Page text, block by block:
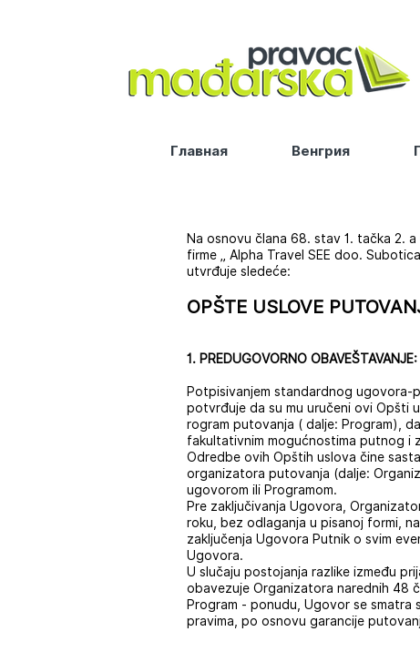
Главная Венгрия
Na osnovu člana 68. stav 1. tačka 2.
firme „ Alpha Travel SEE doo.
utvrđuje sledeće:
OPŠTE USLOVE
1. PREDUGOVORNO OBAVEŠTAVANJE:
Potpisivanjem standardnog
potvrđuje da su mu uručeni ovi Opšti
rogram putovanja ( dalje: Program),
fakultativnim mogućnostima putnog i
Odredbe ovih Opštih uslova čine
organizatora putovanja (dalje:
ugovorom ili Programom.
Pre zaključivanja Ugovora,
roku, bez odlaganja u pisanoj formi,
zaključenja Ugovora Putnik o svim
Ugovora.
U slučaju postojanja razlike između
obavezuje Organizatora narednih 48
Program - ponudu, Ugovor se
pravima, po osnovu garancije